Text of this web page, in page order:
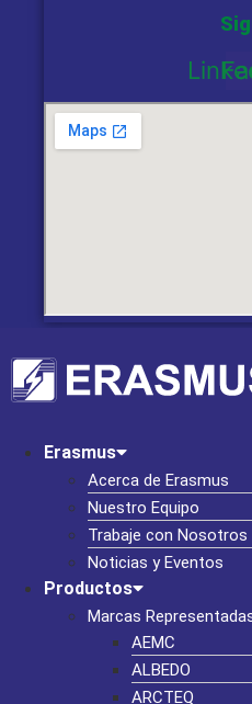
Erasmus
Acerca de Erasmus
Nuestro Equipo
Trabaje con Nosotros
Noticias y Eventos
Productos
Marcas
AEMC
ALBEDO
ARCTEQ